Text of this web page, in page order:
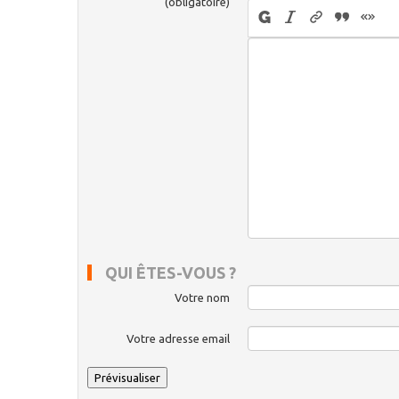
QUI ÊTES-VOUS ?
Votre nom
Votre adresse email